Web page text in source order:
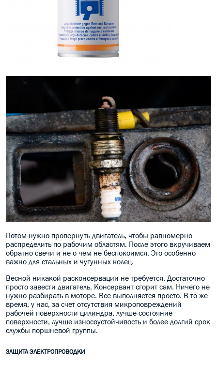
Потом нужно провернуть двигатель, чтобы равномерно
распределить по рабочим областям. После этого вкручиваем
обратно свечи и не о чем не беспокоимся. Это особенно
важно для стальных и чугунных колец.
Весной никакой расконсервации не требуется. Достаточно
просто завести двигатель. Консервант сгорит сам. Ничего не
нужно разбирать в моторе. Все выполняется просто. В то же
время, у нас, за счет отсутствия микроповреждений
рабочей поверхности цилиндра, лучше состояние
поверхности, лучше износоустойчивость и более долгий срок
службы поршневой группы.
ЗАЩИТА ЭЛЕКТРОПРОВОДКИ